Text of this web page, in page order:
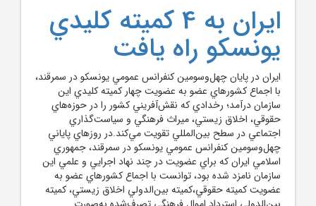
ايران به 4 کميته کليدي
يونسکو راه يافت
ايران در پايان چهل‌وسومين کنفرانس عمومي يونسکو در سمرقند،
با اجماع کشورهاي عضو به عضويت چهار کميته کليدي اين
سازمان درآمد؛ رخدادي که نقش‌آفريني کشور را در حوزه‌هاي
حقوقي، اخلاق زيستي، ميراث فرهنگي و سياست‌گذاري
اجتماعي در سطح بين‌المللي تقويت مي‌کند.در روزهاي پاياني
چهل‌وسومين کنفرانس عمومي يونسکو در سمرقند، جمهوري
اسلامي ايران که براي عضويت در چند نهاد اجرايي و علمي اين
سازمان نامزد شده بود، توانست با اجماع کشورهاي عضو به
عضويت کميته حقوقي،کميته بين‌الدولي اخلاق زيستي، کميته